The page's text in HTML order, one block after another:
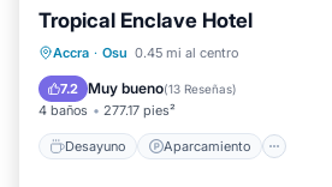
Tropical Enclave Hotel
Accra · Osu 0.45 mi al centro
7.2 Muy bueno(13 Reseñas)
4 baños 277.17 pies²
Desayuno Aparcamiento
Desayuno
Aparcamiento
Balcón/Terraza